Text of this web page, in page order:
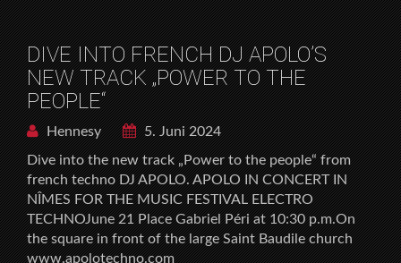
DIVE INTO FRENCH DJ APOLO’S
NEW TRACK „POWER TO THE
PEOPLE“
Hennesy
5. Juni 2024
Dive into the new track „Power to the people“ from
french techno DJ APOLO. APOLO IN CONCERT IN
NÎMES FOR THE MUSIC FESTIVAL ELECTRO
TECHNOJune 21 Place Gabriel Péri at 10:30 p.m.On
the square in front of the large Saint Baudile church
www.apolotechno.com